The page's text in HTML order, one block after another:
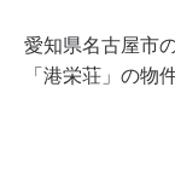
愛知県名古屋市
「港栄荘」の物